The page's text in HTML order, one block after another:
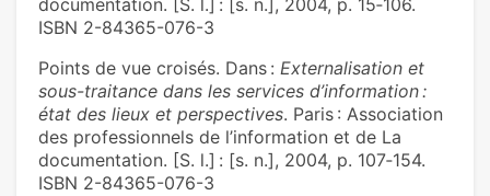
documentation. [S. l.] : [s. n.], 2004, p. 15‑106.
ISBN 2-84365-076-3
Points de vue croisés. Dans : Externalisation et
sous-traitance dans les services d’information :
état des lieux et perspectives. Paris : Association
des professionnels de l’information et de La
documentation. [S. l.] : [s. n.], 2004, p. 107‑154.
ISBN 2-84365-076-3